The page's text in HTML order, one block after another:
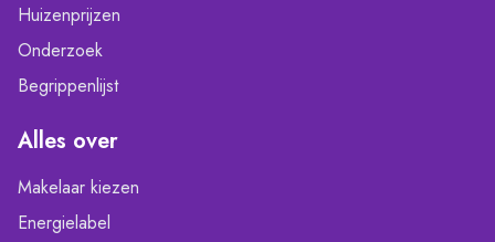
Huizenprijzen
Onderzoek
Begrippenlijst
Alles over
Makelaar kiezen
Energielabel